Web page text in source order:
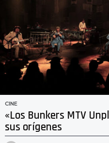
CINE
«Los Bunkers MTV
sus orígenes